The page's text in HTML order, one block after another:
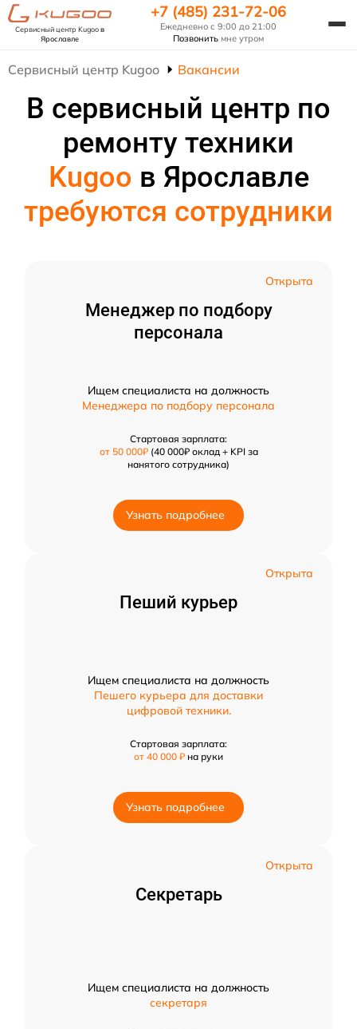
Сервисный центр Kugooв
Ярославле
+7 (485) 231-72-06
Ежедневно с 9:00 до 21:00
Позвонить мне утром
Сервисный центр Kugoo Вакансии
В сервисный центр по
ремонту техники
Kugoo в Ярославле
требуются сотрудники
Открыта
Менеджер по подбору
персонала
Ищем специалиста на должность
Менеджера по подбору персонала
Стартовая зарплата:
от 50 000₽(40 000₽ оклад + KPI за
нанятого сотрудника)
Узнать подробнее
Открыта
Пеший курьер
Ищем специалиста на должность
Пешего курьера для доставки
цифровой техники.
Стартовая зарплата:
от 40 000 ₽ на руки
Узнать подробнее
Открыта
Секретарь
Ищем специалиста на должность
секретаря